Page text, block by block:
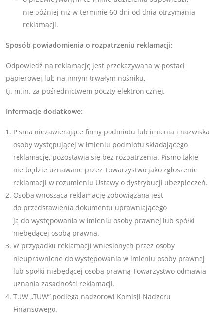
nie później niż w terminie 60 dni od dnia otrzymania
reklamacji.
Sposób powiadomienia o rozpatrzeniu reklamacji:
Odpowiedź na reklamację jest przekazywana w postaci
papierowej lub na innym trwałym nośniku,
tj. m.in. za pośrednictwem poczty elektronicznej.
Informacje dodatkowe:
Pisma niezawierające firmy podmiotu lub imienia i nazwiska
osoby występującej w imieniu podmiotu składającego
reklamację, pozostawia się bez rozpatrzenia. Pismo takie
nie będzie uznawane przez Towarzystwo jako zgłoszenie
reklamacji w rozumieniu Ustawy o dystrybucji ubezpieczeń.
Osoba wnosząca reklamację zobowiązana jest
do przedstawienia dokumentu uprawniającego
ją do występowania w imieniu osoby prawnej lub spółki
niebędącej osobą prawną.
W przypadku reklamacji wniesionych przez osoby
nieuprawnione do występowania w imieniu osoby prawnej
lub spółki niebędącej osobą prawną Towarzystwo odmawia
uznania zasadności reklamacji.
TUW „TUW” podlega nadzorowi Komisji Nadzoru
Finansowego.